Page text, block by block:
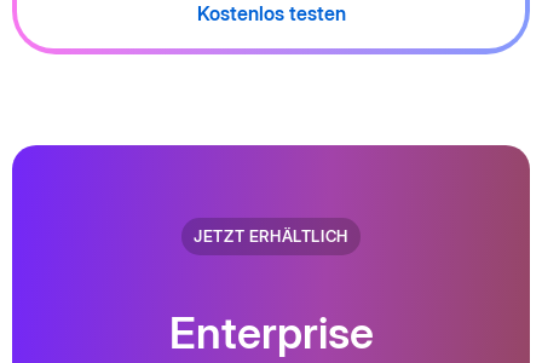
Kostenlos testen
JETZT ERHÄLTLICH
Enterprise